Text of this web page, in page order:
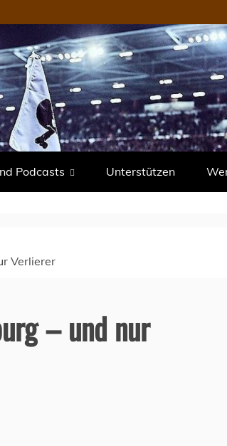
Podcasts Unterstützen
Verlierer
– und nur